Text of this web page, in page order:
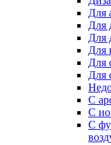
Для
Для
Для
Для
Для
Для
С
С
С